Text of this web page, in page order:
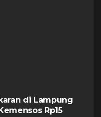
di Lampung
Rp15